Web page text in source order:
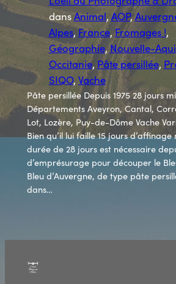
dansAnimal, AOP,
Alpes, France, Fromages !
Géographie, Nouvelle-
Occitanie, Pâte persillée,
SIQO, Vache
Pâte persillée Depuis 1975 28 jours
Départements Aveyron, Cantal,
Lot, Lozère, Puy-de-Dôme Vache
Bien qu’il lui faille 15 jours
durée de 28 jours est nécessaire
d’emprésurage pour découper le
Bleu d’Auvergne, de type pâte
dans…